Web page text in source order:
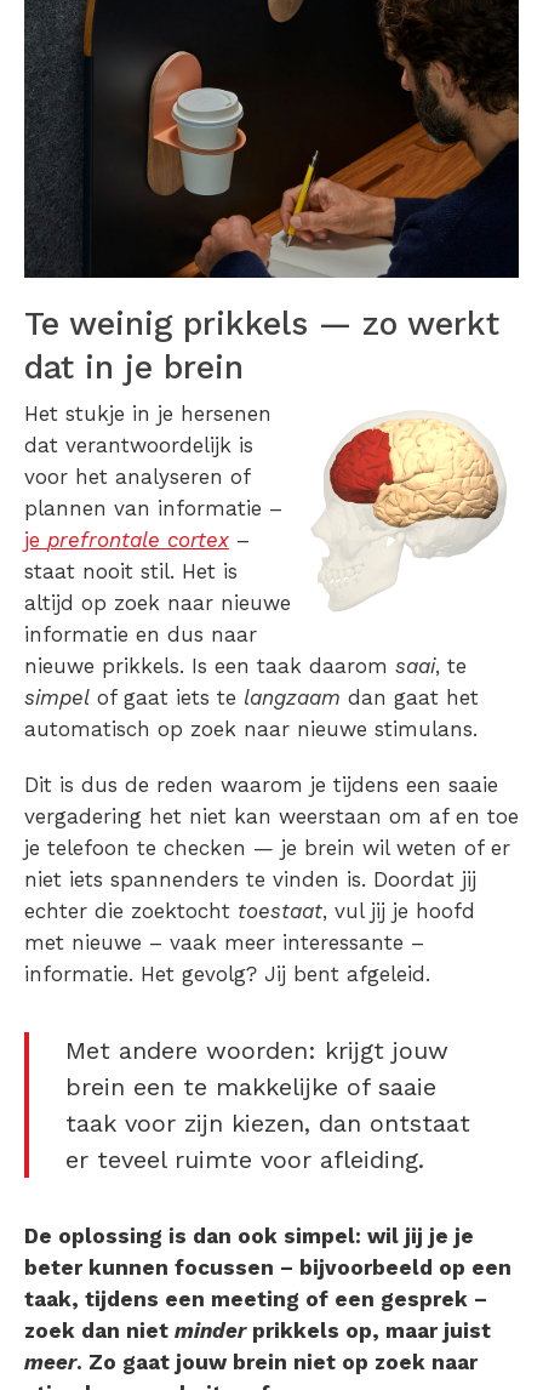
Te weinig prikkels — zo werkt
dat in je brein
Het stukje in je hersenen
dat verantwoordelijk is
voor het analyseren of
plannen van informatie –
je prefrontale cortex –
staat nooit stil. Het is
altijd op zoek naar nieuwe
informatie en dus naar
nieuwe prikkels. Is een taak daarom saai, te
simpel of gaat iets te langzaam dan gaat het
automatisch op zoek naar nieuwe stimulans.
Dit is dus de reden waarom je tijdens een saaie
vergadering het niet kan weerstaan om af en toe
je telefoon te checken — je brein wil weten of er
niet iets spannenders te vinden is. Doordat jij
echter die zoektocht toestaat, vul jij je hoofd
met nieuwe – vaak meer interessante –
informatie. Het gevolg? Jij bent afgeleid.
Met andere woorden: krijgt jouw
brein een te makkelijke of saaie
taak voor zijn kiezen, dan ontstaat
er teveel ruimte voor afleiding.
De oplossing is dan ook simpel: wil jij je je
beter kunnen focussen – bijvoorbeeld op een
taak, tijdens een meeting of een gesprek –
zoek dan niet minderprikkels op, maar juist
meer. Zo gaat jouw brein niet op zoek naar